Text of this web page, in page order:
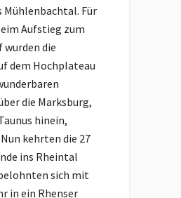
Mühlenbachtal. Für
Aufstieg zum
wurden die
dem Hochplateau
die Marksburg,
hinein,
kehrten die 27
ins Rheintal
sich mit
in ein Rhenser